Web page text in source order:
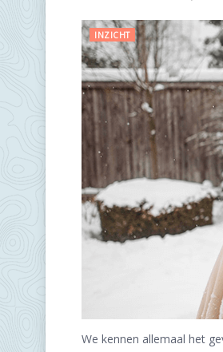
INZICHT
We kennen allemaal het